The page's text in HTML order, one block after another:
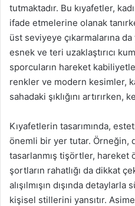
tutmaktadır. Bu kıyafetler,
ifade etmelerine olanak
üst seviyeye çıkarmalarına
esnek ve teri uzaklaştırıcı
sporcuların hareket
renkler ve modern kesimler,
sahadaki şıklığını
Kıyafetlerin tasarımında,
önemli bir yer tutar. Örneğin,
tasarlanmış tişörtler, hareket
şortların rahatlığı da dikkat
alışılmışın dışında
kişisel stillerini yansıtır.